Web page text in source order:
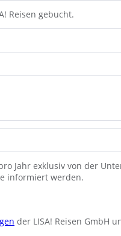
Reisen gebucht.
Jahr exklusiv von der
informiert werden.
der LISA! Reisen GmbH